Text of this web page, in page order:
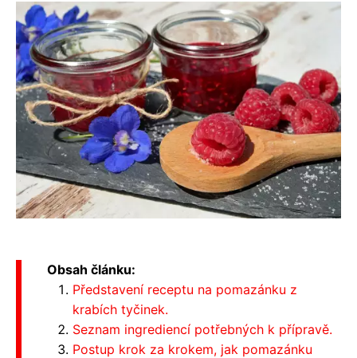
Obsah článku:
Představení receptu na pomazánku z
krabích tyčinek.
Seznam ingrediencí potřebných k přípravě.
Postup krok za krokem, jak pomazánku